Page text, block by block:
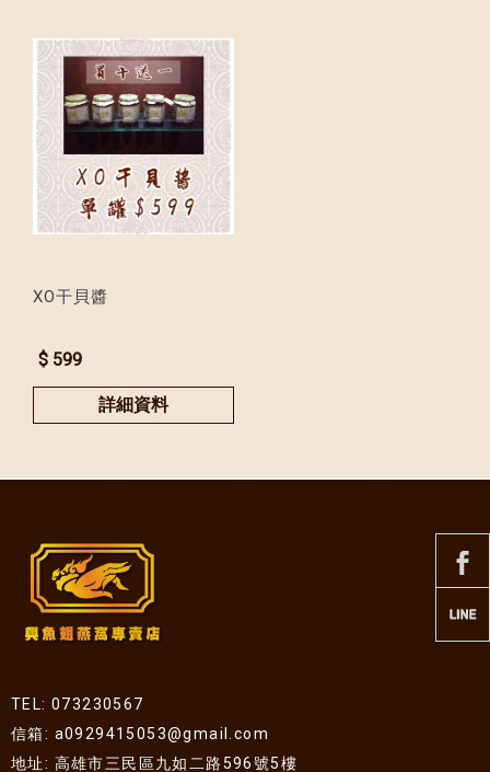
XO干貝醬
$ 599
詳細資料
TEL: 073230567
信箱: a0929415053@gmail.com
地址: 高雄市三民區九如二路596號5樓